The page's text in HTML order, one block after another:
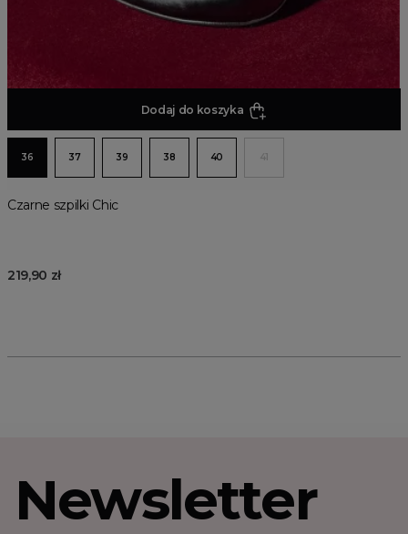
Dodaj do koszyka
36 37 39 38 40 41
Czarne szpilki Chic
219,90 zł
Newsletter